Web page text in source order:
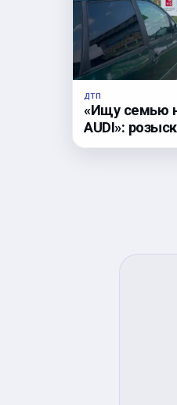
ДТП
«Ищу семью
AUDI»: